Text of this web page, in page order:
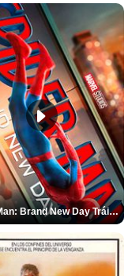
Spider-Man: Brand New Day Tráiler (3)